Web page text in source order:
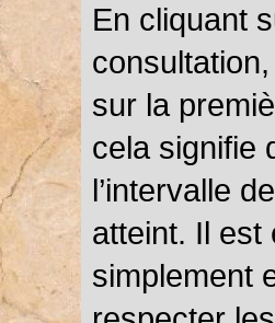
En cliquant
sur la
cela signifie
l’intervalle
atteint. Il est
simplement